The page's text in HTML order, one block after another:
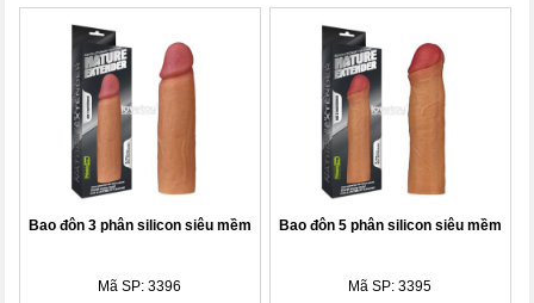
Bao đôn 3 phân silicon siêu mềm
Mã SP: 3396
Bao đôn 5 phân silicon siêu mềm
Mã SP: 3395